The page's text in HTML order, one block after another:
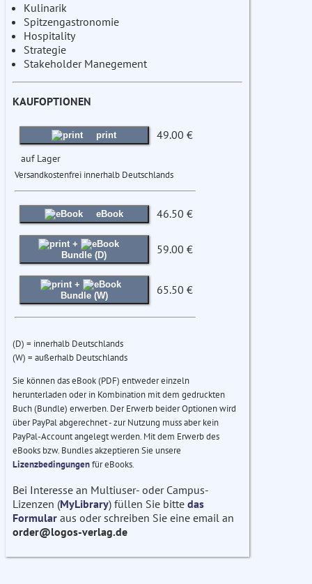
Kulinarik
Spitzengastronomie
Hospitality
Strategie
Stakeholder Manegement
KAUFOPTIONEN
print 49.00 €
auf Lager
Versandkostenfrei innerhalb Deutschlands
eBook 46.50 €
+
Bundle (D)
59.00 €
+
Bundle (W)
65.50 €
(D) = innerhalb Deutschlands
(W) = außerhalb Deutschlands
Sie können das eBook (PDF) entweder einzeln
herunterladen oder in Kombination mit dem gedruckten
Buch (Bundle) erwerben. Der Erwerb beider Optionen wird
über PayPal abgerechnet - zur Nutzung muss aber kein
PayPal-Account angelegt werden. Mit dem Erwerb des
eBooks bzw. Bundles akzeptieren Sie unsere
Lizenzbedingungenfür eBooks.
Bei Interesse an Multiuser- oder Campus-
Lizenzen (MyLibrary) füllen Sie bitte das
Formular aus oder schreiben Sie eine email an
order@logos-verlag.de